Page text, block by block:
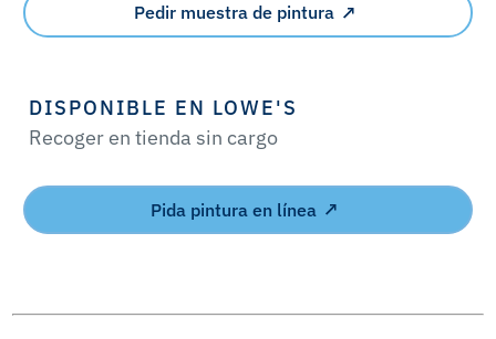
Pedir muestra de pintura
DISPONIBLE EN LOWE'S
Recoger en tienda sin cargo
Pida pintura en línea